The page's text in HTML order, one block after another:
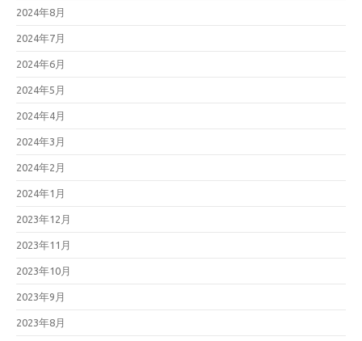
2024年8月
2024年7月
2024年6月
2024年5月
2024年4月
2024年3月
2024年2月
2024年1月
2023年12月
2023年11月
2023年10月
2023年9月
2023年8月